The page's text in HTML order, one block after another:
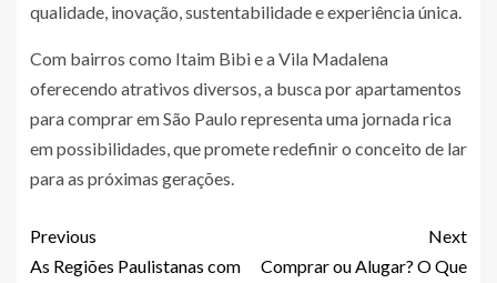
qualidade, inovação, sustentabilidade e experiência única.
Com bairros como Itaim Bibi e a Vila Madalena
oferecendo atrativos diversos, a busca por apartamentos
para comprar em São Paulo representa uma jornada rica
em possibilidades, que promete redefinir o conceito de lar
para as próximas gerações.
Previous
As Regiões Paulistanas com
Next
Comprar ou Alugar? O Que